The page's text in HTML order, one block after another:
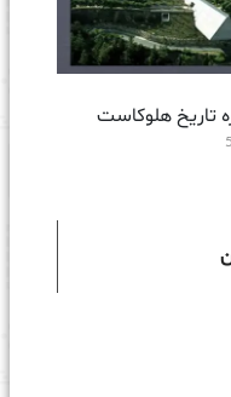
تاریخ هلوکاست